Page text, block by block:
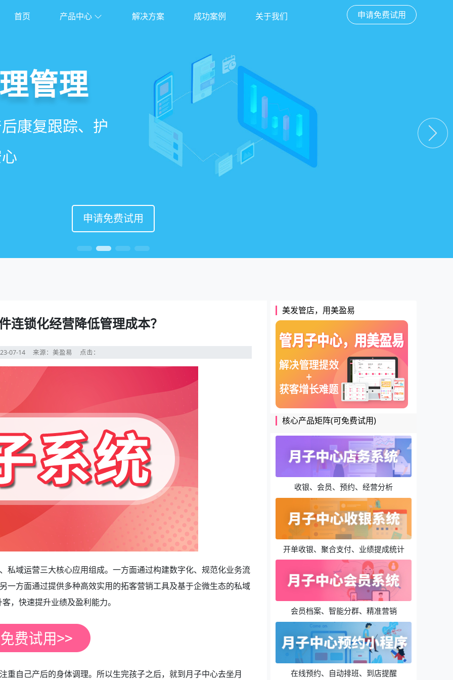
首页 产品中心 解决方案 成功案例 关于我们 申请免费试用
理系统
理、餐饮、会员、
申请免费试用
管理
康复跟踪、护
申请免费试用
房、资源调
申请免费试用
锁客
销、客户关
申请免费试用
连锁化经营降低管理成本？
07-14来源：美盈易 点击：
私域运营三大核心应用组成。一方面通过构建数字化、规范化业务流
一方面通过提供多种高效实用的拓客营销工具及基于企微生态的私域
，快速提升业绩及盈利能力。
重自己产后的身体调理。所以生完孩子之后，就到月子中心去坐月
美发管店，用美盈易
核心产品矩阵(可免费试用)
收银、会员、预约、经营分析
开单收银、聚合支付、业绩提成统计
会员档案、智能分群、精准营销
在线预约、自动排班、到店提醒